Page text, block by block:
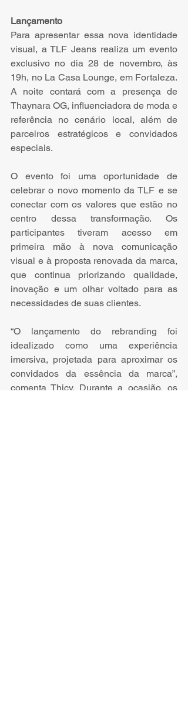
Lançamento
Para apresentar essa nova identidade
visual, a TLF Jeans realiza um evento
exclusivo no dia 28 de novembro, às
19h, no La Casa Lounge, em Fortaleza.
A noite contará com a presença de
Thaynara OG, influenciadora de moda e
referência no cenário local, além de
parceiros estratégicos e convidados
especiais.
O evento foi uma oportunidade de
celebrar o novo momento da TLF e se
conectar com os valores que estão no
centro dessa transformação. Os
participantes tiveram acesso em
primeira mão à nova comunicação
visual e à proposta renovada da marca,
que continua priorizando qualidade,
inovação e um olhar voltado para as
necessidades de suas clientes.
“O lançamento do rebranding foi
idealizado como uma experiência
imersiva, projetada para aproximar os
convidados da essência da marca”,
comenta Thicy. Durante a ocasião, os